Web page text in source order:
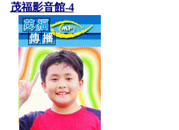
茂福影音館-4